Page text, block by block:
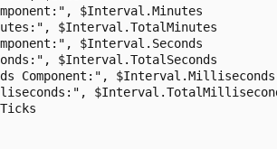
$Interval.Minutes
$Interval.TotalMinutes
$Interval.Seconds
$Interval.TotalSeconds
$Interval.Milliseconds